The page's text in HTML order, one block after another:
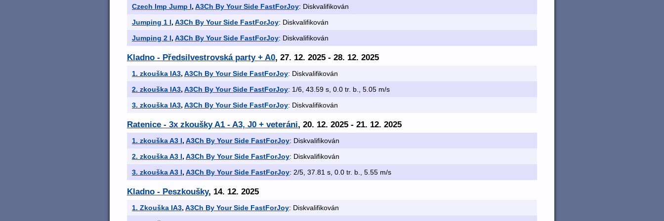
Czech Imp Jump I, A3Ch By Your Side FastForJoy: Diskvalifikován
Jumping 1 I, A3Ch By Your Side FastForJoy: Diskvalifikován
Jumping 2 I, A3Ch By Your Side FastForJoy: Diskvalifikován
Kladno - Předsilvestrovská party + A0, 27. 12. 2025 - 28. 12. 2025
1. zkouška IA3, A3Ch By Your Side FastForJoy: Diskvalifikován
2. zkouška IA3, A3Ch By Your Side FastForJoy: 1/6, 43.59 s, 0.0 tr. b., 5.05 m/s
3. zkouška IA3, A3Ch By Your Side FastForJoy: Diskvalifikován
Ratenice - 3x zkoušky A1 - A3, J0 + veteráni, 20. 12. 2025 - 21. 12. 2025
1. zkouška A3 I, A3Ch By Your Side FastForJoy: Diskvalifikován
2. zkouška A3 I, A3Ch By Your Side FastForJoy: Diskvalifikován
3. zkouška A3 I, A3Ch By Your Side FastForJoy: 2/5, 37.81 s, 0.0 tr. b., 5.55 m/s
Kladno - Peszkoušky, 14. 12. 2025
1. Zkouška IA3, A3Ch By Your Side FastForJoy: Diskvalifikován